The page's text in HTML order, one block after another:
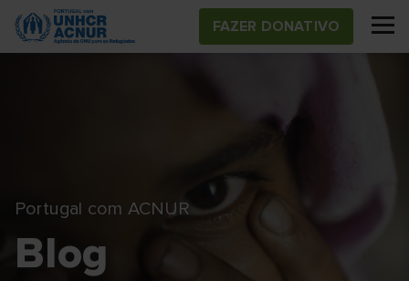
Skip
main
FAZER DONATIVO
Portugal com ACNUR
Blog